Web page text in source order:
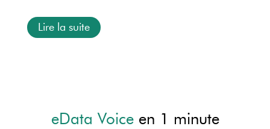
Lire la suite
eData Voiceen 1 minute